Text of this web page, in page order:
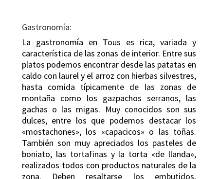
Gastronomía:
La gastronomía en Tous es rica, variada y
característica de las zonas de interior. Entre sus
platos podemos encontrar desde las patatas en
caldo con laurel y el arroz con hierbas silvestres,
hasta comida típicamente de las zonas de
montaña como los gazpachos serranos, las
gachas o las migas. Muy conocidos son sus
dulces, entre los que podemos destacar los
«mostachones», los «capacicos» o las toñas.
También son muy apreciados los pasteles de
boniato, las tortafinas y la torta «de llanda»,
realizados todos con productos naturales de la
zona. Deben resaltarse los embutidos,